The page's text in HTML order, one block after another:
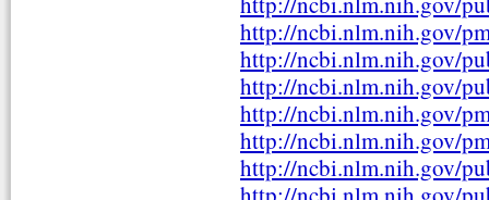
http://ncbi.nlm.nih.gov/
http://ncbi.nlm.nih.gov/
http://ncbi.nlm.nih.gov/
http://ncbi.nlm.nih.gov/
http://ncbi.nlm.nih.gov/
http://ncbi.nlm.nih.gov/